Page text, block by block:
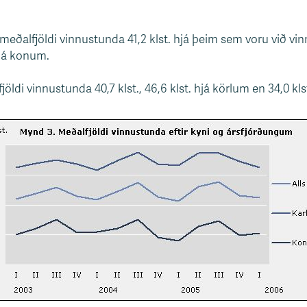
vinnustunda 41,2 klst. hjá þeim sem voru við
konum.
vinnustunda 40,7 klst., 46,6 klst. hjá körlum en 34,0